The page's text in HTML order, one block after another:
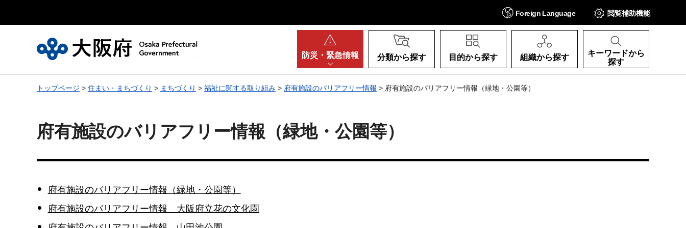
Foreign Language 閲覧補助機能
防災・ 緊急情報 分類から探す 目的から探す 組織から探す
キーワードから
探す
トップページ > 住まい・まちづくり > まちづくり > 福祉に関する取り組み > 府有施設のバリアフリー情報 > 府有施設のバリアフリー情報（緑地・公園等）
府有施設のバリアフリー情報（緑地・公園等）
府有施設のバリアフリー情報（緑地・公園等）
府有施設のバリアフリー情報 大阪府立花の文化園